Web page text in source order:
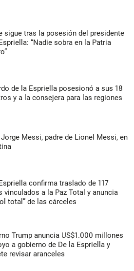
sigue tras la posesión del presidente
“Nadie sobra en la Patria
de la Espriella posesionó a sus 18
y a la consejera para las regiones
Messi, padre de Lionel Messi, en
confirma traslado de 117
vinculados a la Paz Total y anuncia
total” de las cárceles
Trump anuncia US$1.000 millones
a gobierno de De la Espriella y
revisar aranceles